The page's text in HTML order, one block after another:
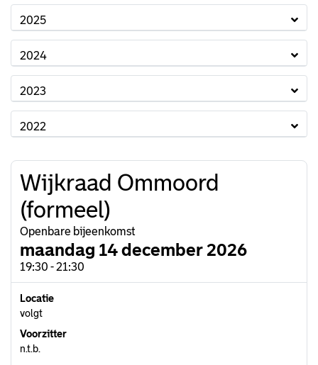
2025
2024
2023
2022
Wijkraad Ommoord
(formeel)
Openbare bijeenkomst
maandag 14 december 2026
19:30 - 21:30
Locatie
volgt
Voorzitter
n.t.b.